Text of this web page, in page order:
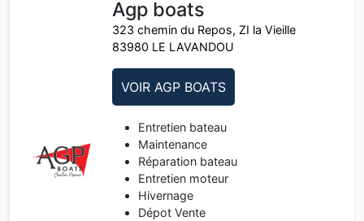
Agp boats
323 chemin du Repos, ZI la Vieille
83980 LE LAVANDOU
VOIR AGP BOATS
Entretien bateau
Maintenance
Réparation bateau
Entretien moteur
Hivernage
Dépot Vente